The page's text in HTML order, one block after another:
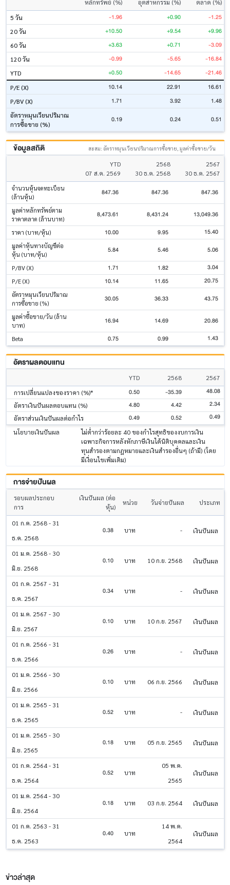
หลักทรัพย์ (%) อุตสาหกรรม (%)
ตลาด (%)
5 วัน
-1.96 +0.90 -1.25
20 วัน +10.50 +9.54 +9.96
60 วัน +3.63 +0.71 -3.09
120 วัน -0.99 -5.65 -16.84
YTD +0.50 -14.65 -21.46
P/E (X) 10.14 22.91 16.61
P/BV (X) 1.71 3.92 1.48
อัตราหมุนเวียนปริมาณ
การซื้อขาย (%)
0.19 0.24 0.51
ข้อมูลสถิติ สะสม: อัตราหมุนเวียนปริมาณการซื้อขาย, มูลค่าซื้อขาย/วัน
YTD
07 ส.ค. 2569
2568
30 ธ.ค. 2568
2567
30 ธ.ค. 2567
จำนวนหุ้นจดทะเบียน
(ล้านหุ้น)
847.36 847.36 847.36
มูลค่าหลักทรัพย์ตาม
ราคาตลาด (ล้านบาท)
8,473.61 8,431.24 13,049.36
ราคา (บาท/หุ้น) 10.00 9.95 15.40
มูลค่าหุ้นทางบัญชีต่อ
หุ้น (บาท/หุ้น)
5.84 5.46 5.06
P/BV (X) 1.71 1.82 3.04
P/E (X) 10.14 11.65 20.75
อัตราหมุนเวียนปริมาณ
การซื้อขาย (%)
30.05 36.33 43.75
มูลค่าซื้อขาย/วัน (ล้าน
บาท)
16.94 14.69 20.86
Beta 0.75 0.99 1.43
อัตราผลตอบแทน
YTD 2568
2567
การเปลี่ยนแปลงของราคา (%)*
0.50 -35.39 48.08
อัตราเงินปันผลตอบแทน (%) 4.80 4.42 2.34
อัตราส่วนเงินปันผลต่อกำไร 0.49 0.52 0.49
นโยบายเงินปันผล
ไม่ต่ำกว่าร้อยละ 40 ของกำไรสุทธิของงบการเงิน
เฉพาะกิจการหลังหักภาษีเงินได้นิติบุคคลและเงิน
ทุนสำรองตามกฎหมายและเงินสำรองอื่นๆ (ถ้ามี) (โดย
มีเงื่อนไขเพิ่มเติม)
การจ่ายปันผล
รอบผลประกอบ
การ
เงินปันผล (ต่อ
หุ้น)
หน่วย วันจ่ายปันผล ประเภท
01 ก.ค. 2568 - 31
ธ.ค. 2568
0.38 บาท - เงินปันผล
01 ม.ค. 2568 - 30
มิ.ย. 2568
0.10 บาท 10 ก.ย. 2568 เงินปันผล
01 ก.ค. 2567 - 31
ธ.ค. 2567
0.34 บาท - เงินปันผล
01 ม.ค. 2567 - 30
มิ.ย. 2567
0.10 บาท 10 ก.ย. 2567 เงินปันผล
01 ก.ค. 2566 - 31
ธ.ค. 2566
0.26 บาท - เงินปันผล
01 ม.ค. 2566 - 30
มิ.ย. 2566
0.10 บาท 06 ก.ย. 2566 เงินปันผล
01 ม.ค. 2565 - 31
ธ.ค. 2565
0.52 บาท - เงินปันผล
01 ม.ค. 2565 - 30
มิ.ย. 2565
0.18 บาท 05 ก.ย. 2565 เงินปันผล
01 ก.ค. 2564 - 31
ธ.ค. 2564
0.52 บาท
05 พ.ค.
2565
เงินปันผล
01 ม.ค. 2564 - 30
มิ.ย. 2564
0.18 บาท 03 ก.ย. 2564 เงินปันผล
01 ก.ค. 2563 - 31
ธ.ค. 2563
0.40 บาท
14 พ.ค.
2564
เงินปันผล
ข่าวล่าสุด